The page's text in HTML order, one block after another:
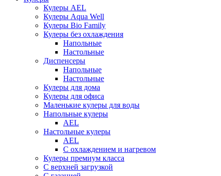
Кулеры AEL
Кулеры Aqua Well
Кулеры Bio Family
Кулеры без охлаждения
Напольные
Настольные
Диспенсеры
Напольные
Настольные
Кулеры для дома
Кулеры для офиса
Маленькие кулеры для воды
Напольные кулеры
AEL
Настольные кулеры
AEL
С охлаждением и нагревом
Кулеры премиум класса
С верхней загрузкой